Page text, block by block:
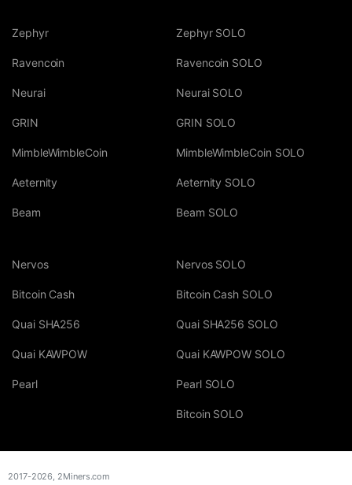
Zephyr
Ravencoin
Neurai
GRIN
MimbleWimbleCoin
Aeternity
Beam
Zephyr SOLO
Ravencoin SOLO
Neurai SOLO
GRIN SOLO
MimbleWimbleCoin SOLO
Aeternity SOLO
Beam SOLO
Nervos
Bitcoin Cash
Quai SHA256
Quai KAWPOW
Pearl
Nervos SOLO
Bitcoin Cash SOLO
Quai SHA256 SOLO
Quai KAWPOW SOLO
Pearl SOLO
Bitcoin SOLO
2017-2026, 2Miners.com